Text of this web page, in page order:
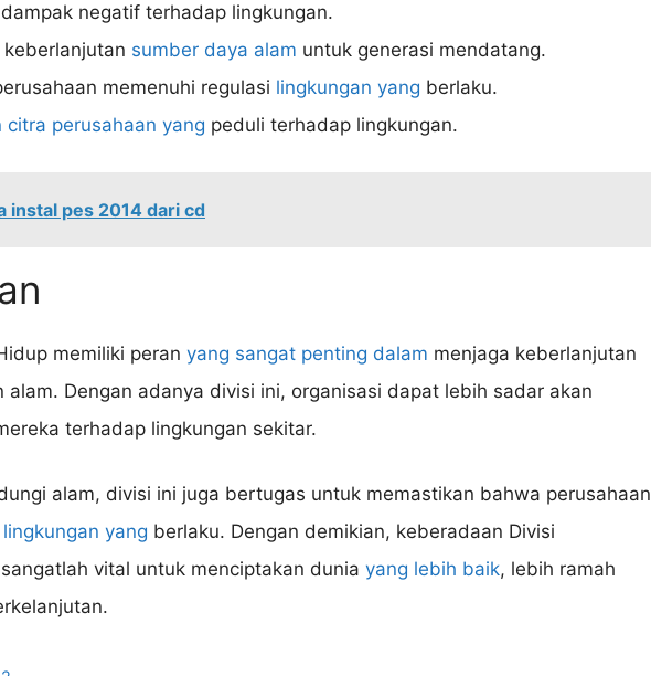
negatif terhadap lingkungan.
sumber daya alam untuk generasi mendatang.
memenuhi regulasi lingkungan yang berlaku.
citra perusahaan yang peduli terhadap lingkungan.
instal pes 2014 dari cd
memiliki peran yang sangat penting dalam menjaga keberlanjutan
alam. Dengan adanya divisi ini, organisasi dapat lebih sadar akan
terhadap lingkungan sekitar.
alam, divisi ini juga bertugas untuk memastikan bahwa perusahaan
lingkungan yang berlaku. Dengan demikian, keberadaan Divisi
vital untuk menciptakan dunia yang lebih baik, lebih ramah